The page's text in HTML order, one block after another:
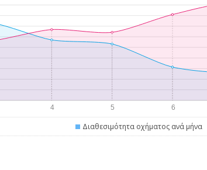
Διαθεσιμότητα οχήματος ανά μήνα